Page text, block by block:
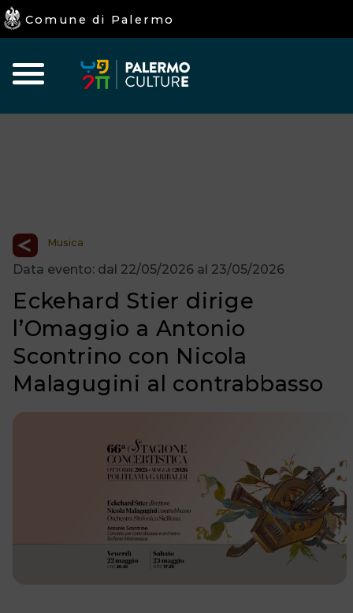
Home
Iniziative
Eventi
I
Comune di Palermo
Musica
Data evento: dal 22/05/2026 al 23/05/2026
Eckehard Stier dirige
l’Omaggio a Antonio
Scontrino con Nicola
Malagugini al contrabbasso